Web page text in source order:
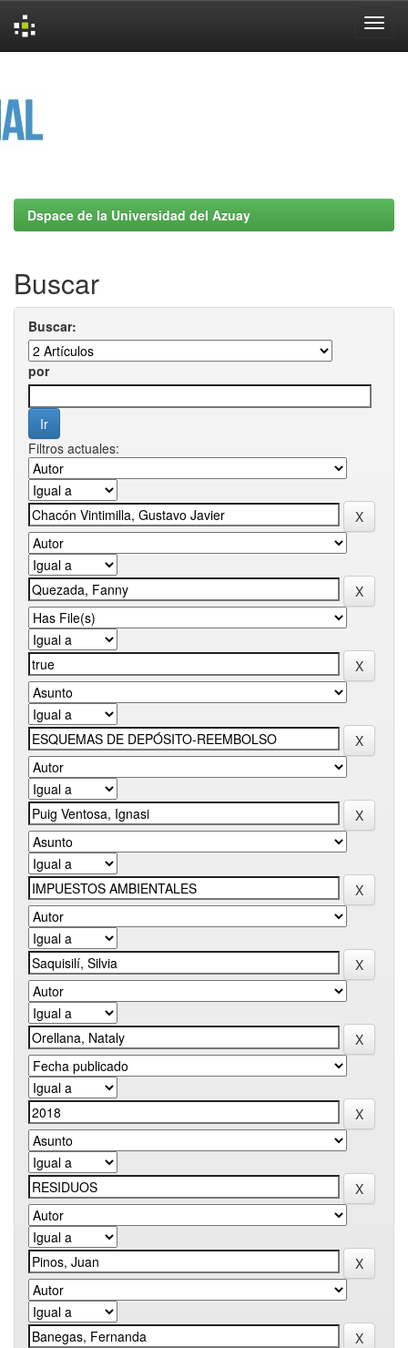
Dspace de la Universidad del Azuay
Buscar
Buscar:
por
Filtros actuales: